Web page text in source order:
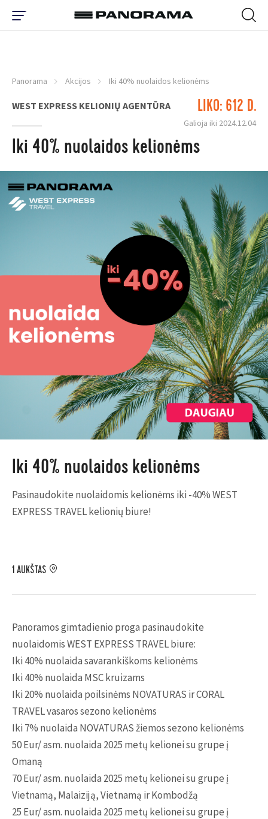
Panorama Akcijos Iki 40% nuolaidos kelionėms
WEST EXPRESS KELIONIŲ AGENTŪRA LIKO: 612 D.
Galioja iki 2024.12.04
Iki 40% nuolaidos kelionėms
Iki 40% nuolaidos kelionėms
Pasinaudokite nuolaidomis kelionėms iki -40% WEST
EXPRESS TRAVEL kelionių biure!
1 AUKŠTAS
Panoramos gimtadienio proga pasinaudokite
nuolaidomis WEST EXPRESS TRAVEL biure:
Iki 40% nuolaida savarankiškoms kelionėms
Iki 40% nuolaida MSC kruizams
Iki 20% nuolaida poilsinėms NOVATURAS ir CORAL
TRAVEL vasaros sezono kelionėms
Iki 7% nuolaida NOVATURAS žiemos sezono kelionėms
50 Eur/ asm. nuolaida 2025 metų kelionei su grupe į
Omaną
70 Eur/ asm. nuolaida 2025 metų kelionei su grupe į
Vietnamą, Malaiziją, Vietnamą ir Kombodžą
25 Eur/ asm. nuolaida 2025 metų kelionei su grupe į